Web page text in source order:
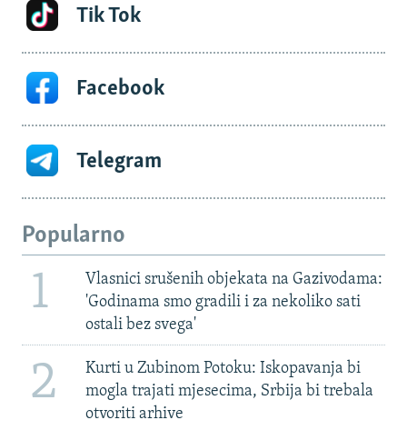
Tik Tok
Facebook
Telegram
Popularno
1
Vlasnici srušenih objekata na Gazivodama:
'Godinama smo gradili i za nekoliko sati
ostali bez svega'
2
Kurti u Zubinom Potoku: Iskopavanja bi
mogla trajati mjesecima, Srbija bi trebala
otvoriti arhive